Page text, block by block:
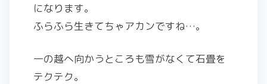
になります。
ふらふら生きてちゃアカンですね…。
一の越へ向かうところも雪がなくて石畳を
テクテク。